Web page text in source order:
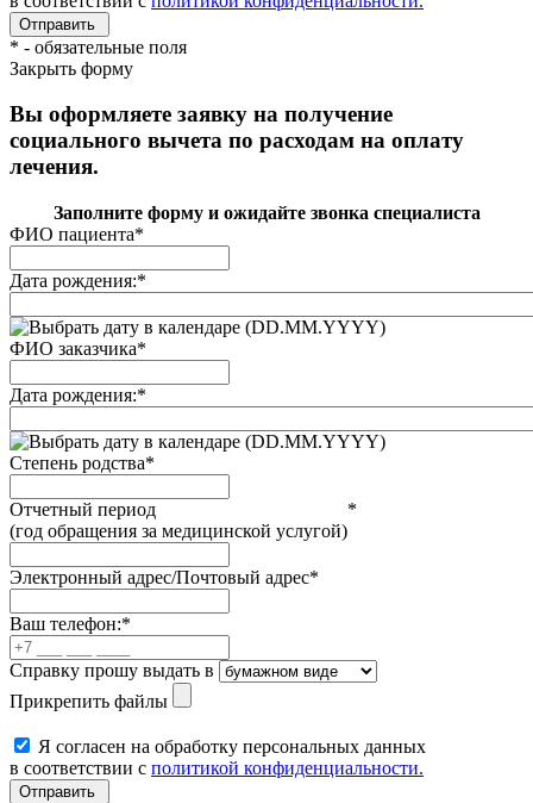
* - обязательные поля
Закрыть форму
Вы оформляете заявку на получение
социального вычета по расходам на оплату
лечения.
Заполните форму и ожидайте звонка специалиста
ФИО пациента*
Дата рождения:*
(DD.MM.YYYY)
ФИО заказчика*
Дата рождения:*
(DD.MM.YYYY)
Степень родства*
Отчетный период
(год обращения за медицинской услугой)
*
Электронный адрес/Почтовый адрес*
Ваш телефон:*
Справку прошу выдать в
Прикрепить файлы
Я согласен на обработку персональных данных
в соответствии с политикой конфиденциальности.